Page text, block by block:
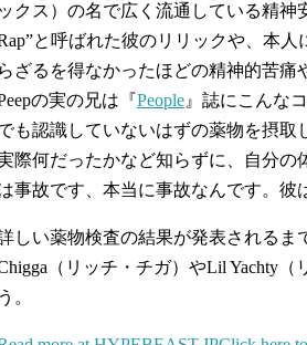
ックス）の名で広く流通している精神
と呼ばれた彼のリリックや、本人
らざるを得なかったほどの精神的苦
の実の兄は『People 』誌にこんな
も認識していないはずの薬物を摂
際何だったかなど知らずに、自分
事故です、本当に事故なんです。
しい薬物検査の結果が発表されるま
（リッチ・チガ）やLil Yachty
う。